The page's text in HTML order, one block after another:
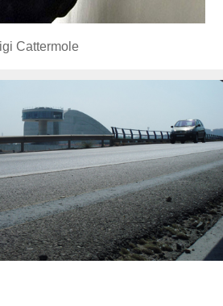
www.experimenta.es/author/pierluigi-
Cattermole